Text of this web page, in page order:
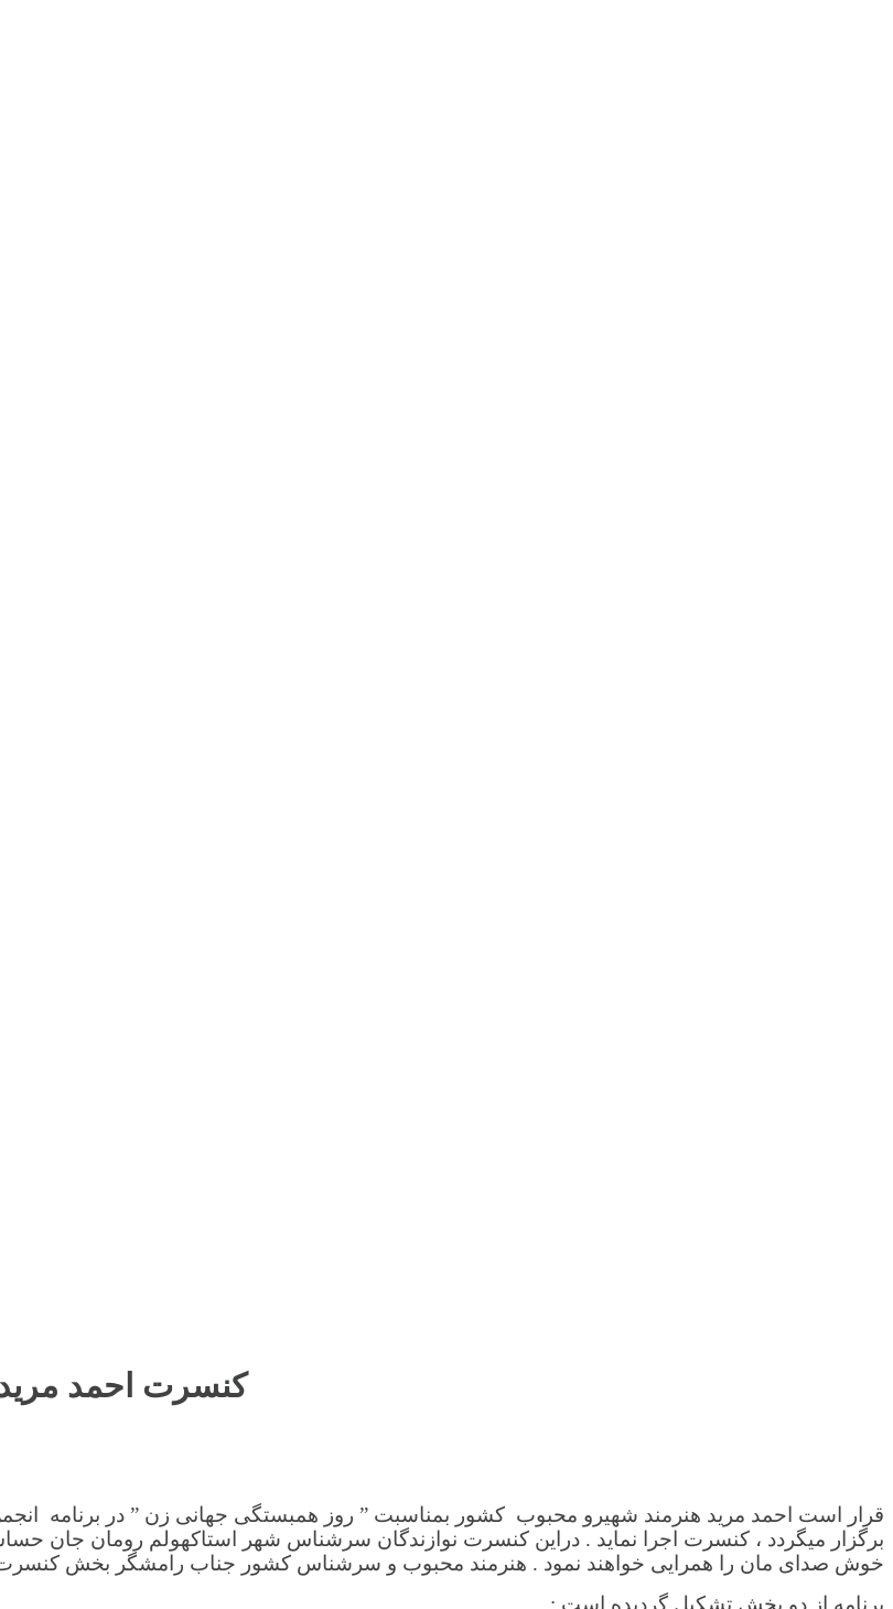
کنسرت احمد
قرار است احمد مرید هنرمند شهیرو محبوب کشور بمناسبت ” روز همبستگی جهانی زن ” در برنامه
برگزار میگردد ، کنسرت اجرا نماید . دراین کنسرت نوازندگان سرشناس شهر استاکهولم رومان جان
خوش صدای مان را همرایی خواهند نمود . هنرمند محبوب و سرشناس کشور جناب رامشگر بخش کنسرت
برنامه از دو بخش تشکیل گردیده است :